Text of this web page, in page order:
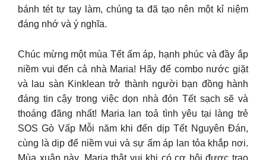
bánh tét tự tay làm, chúng ta đã tạo nên một kỉ niệm
đáng nhớ và ý nghĩa.
Chúc mừng một mùa Tết ấm áp, hạnh phúc và đầy ắp
niềm vui đến cả nhà Maria! Hãy để combo nước giặt
và lau sàn Kinklean trở thành người bạn đồng hành
đáng tin cậy trong việc dọn nhà đón Tết sạch sẽ và
thoáng đãng nhất! Maria lan toả tình yêu tại làng trẻ
SOS Gò Vấp Mỗi năm khi đến dịp Tết Nguyên Đán,
cùng là dịp để niềm vui và sự ấm áp lan tỏa khắp nơi.
Mùa xuân này, Maria thật vui khi có cơ hội được trao